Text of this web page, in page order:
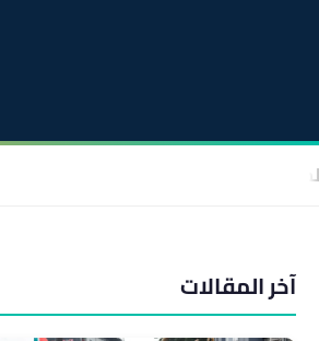
آخر المقالات